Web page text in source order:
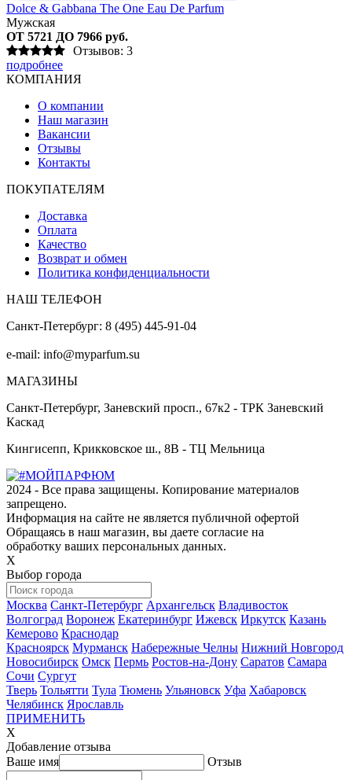
Dolce & Gabbana The One Eau De Parfum
Мужская
ОТ 5721 ДО 7966 руб.
Отзывов: 3
подробнее
КОМПАНИЯ
О компании
Наш магазин
Вакансии
Отзывы
Контакты
ПОКУПАТЕЛЯМ
Доставка
Оплата
Качество
Возврат и обмен
Политика конфиденциальности
НАШ ТЕЛЕФОН
Санкт-Петербург: 8 (495) 445-91-04
e-mail: info@myparfum.su
МАГАЗИНЫ
Санкт-Петербург, Заневский просп., 67к2 - ТРК Заневский
Каскад
Кингисепп, Крикковское ш., 8В - ТЦ Мельница
2024 - Все права защищены. Копирование материалов
запрещено.
Информация на сайте не является публичной офертой
Обращаясь в наш магазин, вы даете согласие на
обработку ваших персональных данных.
Х
Выбор города
Москва Санкт-Петербург Архангельск Владивосток
Волгоград Воронеж Екатеринбург Ижевск Иркутск Казань
Кемерово Краснодар
Красноярск Мурманск Набережные Челны Нижний Новгород
Новосибирск Омск Пермь Ростов-на-Дону Саратов Самара
Сочи Сургут
Тверь Тольятти Тула Тюмень Ульяновск Уфа Хабаровск
Челябинск Ярославль
ПРИМЕНИТЬ
Х
Добавление отзыва
Ваше имя
Отзыв